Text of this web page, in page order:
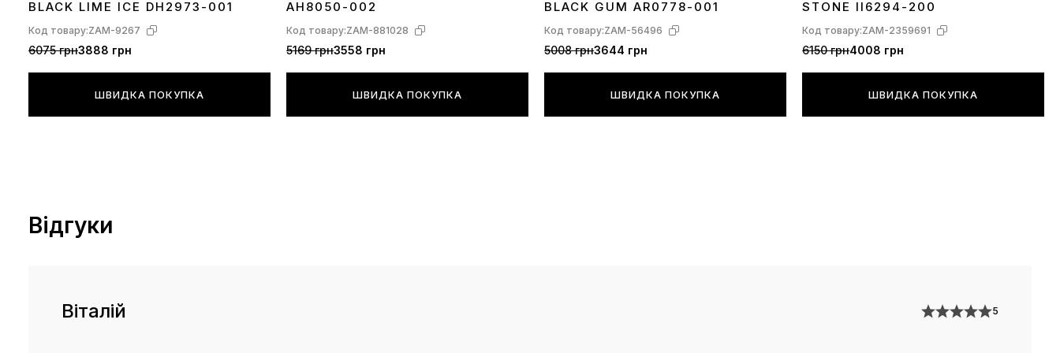
BLACK LIME ICE DH2973-001
Код товару:ZAM-9267
6075 грн3888 грн
ШВИДКА ПОКУПКА
AH8050-002
Код товару:ZAM-881028
5169 грн3558 грн
ШВИДКА ПОКУПКА
BLACK GUM AR0778-001
Код товару:ZAM-56496
5008 грн3644 грн
ШВИДКА ПОКУПКА
STONE II6294-200
Код товару:ZAM-2359691
6150 грн4008 грн
ШВИДКА ПОКУПКА
Відгуки
Віталій 5